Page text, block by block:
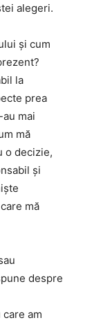
alegeri.
și cum
la
prea
mai
mă
o decizie,
și
mă
despre
am